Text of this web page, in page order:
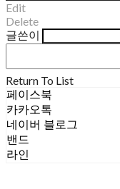
Edit
Delete
글쓴이
Return To List
페이스북
카카오톡
네이버 블로그
밴드
라인